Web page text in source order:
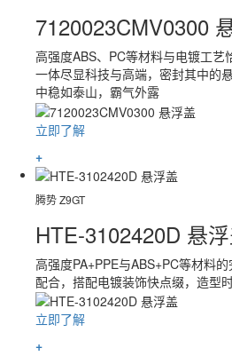
7120023CMV0300
高强度ABS、PC等材料与电镀工
一体尽显科技与高端，密封其中的
中稳如泰山，霸气外露
立即了解
+
腾势 Z9GT
HTE-3102420D 悬
高强度PA+PPE与ABS+PC等材料
配合，搭配电镀装饰快点缀，造型
立即了解
+